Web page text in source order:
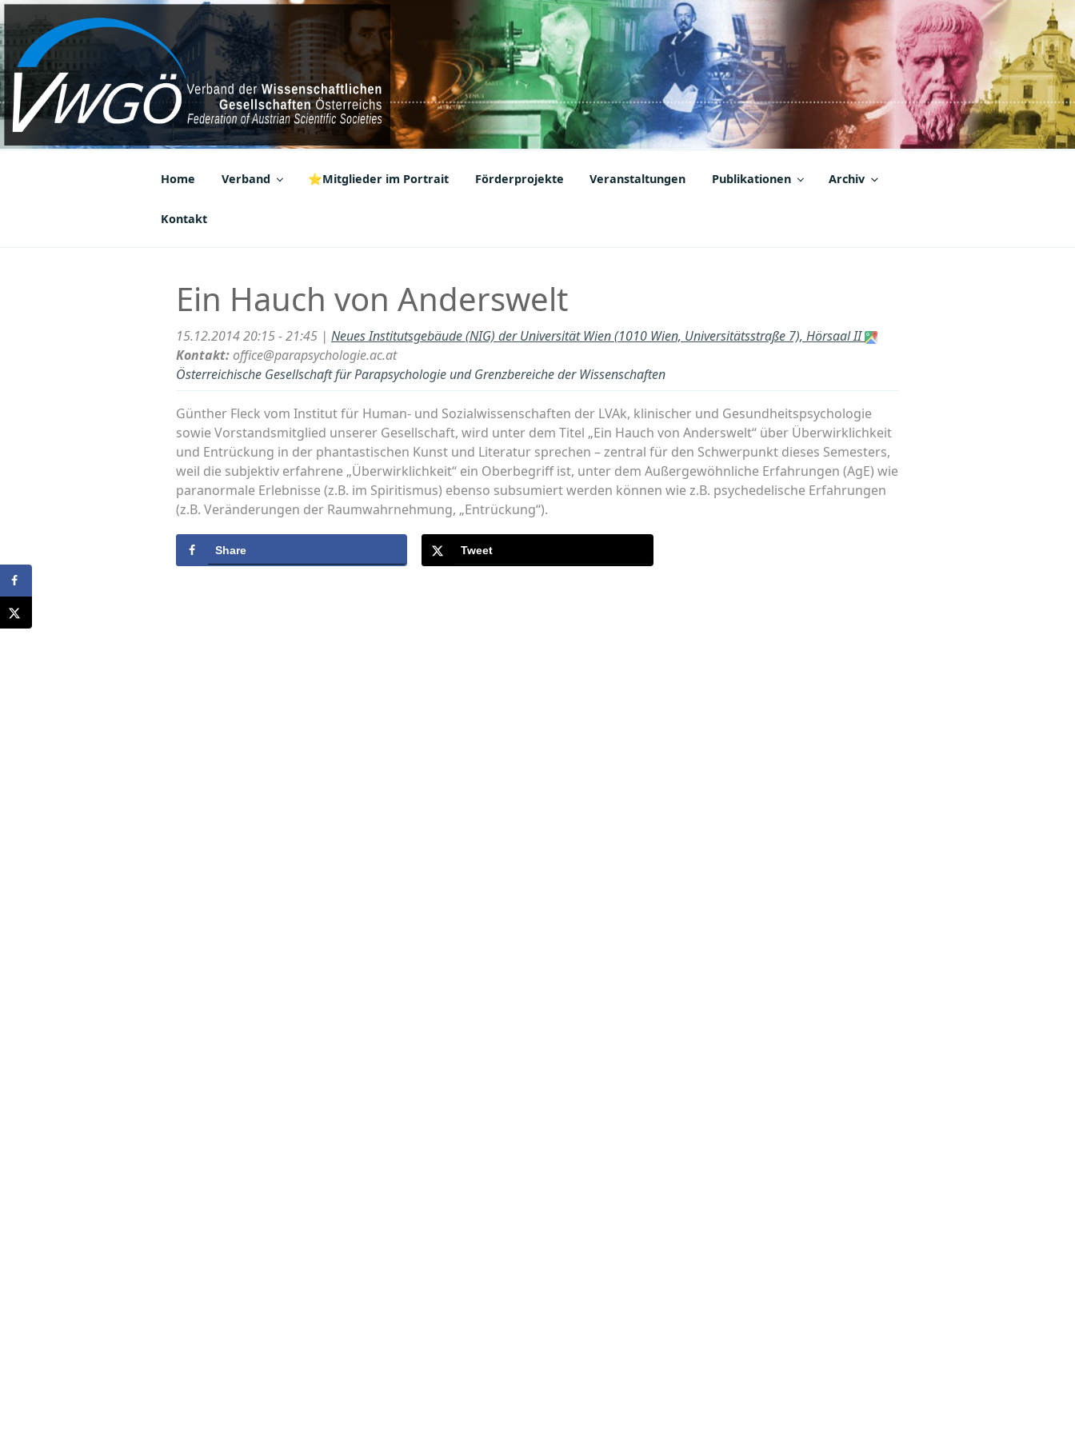
Zum
Inhalt
springen
VWGÖ
Federation of Austrian Scientific Societies
Home Verband ⭐Mitglieder im Portrait Förderprojekte Veranstaltungen Publikationen Archiv
Kontakt
Ein Hauch von Anderswelt
15.12.2014 20:15 - 21:45 | Neues Institutsgebäude (NIG) der Universität Wien (1010 Wien, Universitätsstraße 7), Hörsaal II
Kontakt:office@parapsychologie.ac.at
Österreichische Gesellschaft für Parapsychologie und Grenzbereiche der Wissenschaften
Günther Fleck vom Institut für Human- und Sozialwissenschaften der LVAk, klinischer und Gesundheitspsychologie
sowie Vorstandsmitglied unserer Gesellschaft, wird unter dem Titel „Ein Hauch von Anderswelt“ über Überwirklichkeit
und Entrückung in der phantastischen Kunst und Literatur sprechen – zentral für den Schwerpunkt dieses Semesters,
weil die subjektiv erfahrene „Überwirklichkeit“ ein Oberbegriff ist, unter dem Außergewöhnliche Erfahrungen (AgE) wie
paranormale Erlebnisse (z.B. im Spiritismus) ebenso subsumiert werden können wie z.B. psychedelische Erfahrungen
(z.B. Veränderungen der Raumwahrnehmung, „Entrückung“).
Share Tweet